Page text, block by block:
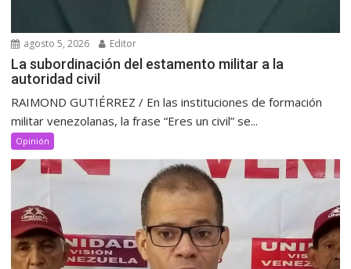
agosto 5, 2026 Editor
La subordinación del estamento militar a la
autoridad civil
RAIMOND GUTIÉRREZ / En las instituciones de formación
militar venezolanas, la frase “Eres un civil” se...
Opinión